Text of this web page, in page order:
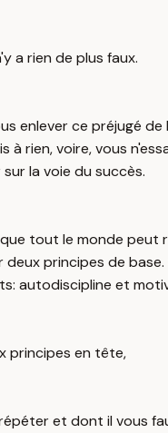
a rien de plus faux.
enlever ce préjugé de
à rien, voire, vous
la voie du succès.
tout le monde peut
principes de base.
autodiscipline et
principes en tête,
et dont il vous